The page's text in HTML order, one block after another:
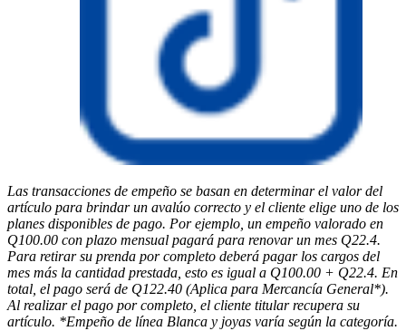
Las transacciones de empeño se basan en determinar el valor del
artículo para brindar un avalúo correcto y el cliente elige uno de los
planes disponibles de pago. Por ejemplo, un empeño valorado en
Q100.00 con plazo mensual pagará para renovar un mes Q22.4.
Para retirar su prenda por completo deberá pagar los cargos del
mes más la cantidad prestada, esto es igual a Q100.00 + Q22.4. En
total, el pago será de Q122.40 (Aplica para Mercancía General*).
Al realizar el pago por completo, el cliente titular recupera su
artículo. *Empeño de línea Blanca y joyas varía según la categoría.